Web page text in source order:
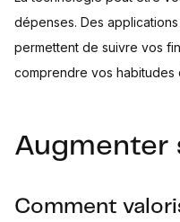
dépenses. Des
permettent de suivre vos
comprendre vos habitudes
Augmenter
Comment